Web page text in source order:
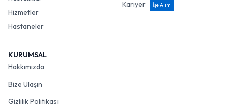
Hizmetler
Hastaneler
Kariyer
İşe Alım
KURUMSAL
Hakkımızda
Bize Ulaşın
Gizlilik Politikası